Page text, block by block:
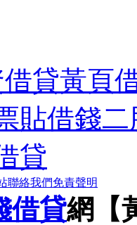
貸黃頁
貼借錢二
貸
聯絡我們免責聲明
借貸網【